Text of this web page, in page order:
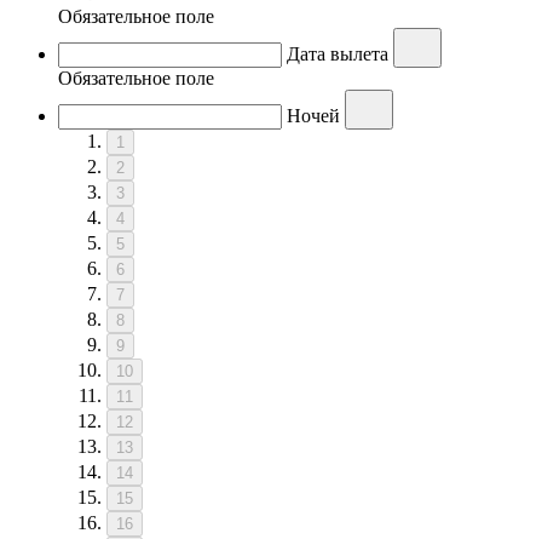
Обязательное поле
Дата вылета
Обязательное поле
Ночей
1
2
3
4
5
6
7
8
9
10
11
12
13
14
15
16